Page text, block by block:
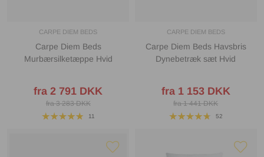
CARPE DIEM BEDS
Carpe Diem Beds
Murbærsilketæppe Hvid
fra 2 791 DKK
fra 3 283 DKK
11
CARPE DIEM BEDS
Carpe Diem Beds Havsbris
Dynebetræk sæt Hvid
fra 1 153 DKK
fra 1 441 DKK
52